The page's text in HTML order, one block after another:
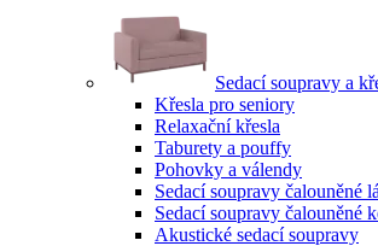
Sedací soupravy a
Křesla pro seniory
Relaxační křesla
Taburety a pouffy
Pohovky a válendy
Sedací soupravy čalouněné
Sedací soupravy čalouněné
Akustické sedací soupravy